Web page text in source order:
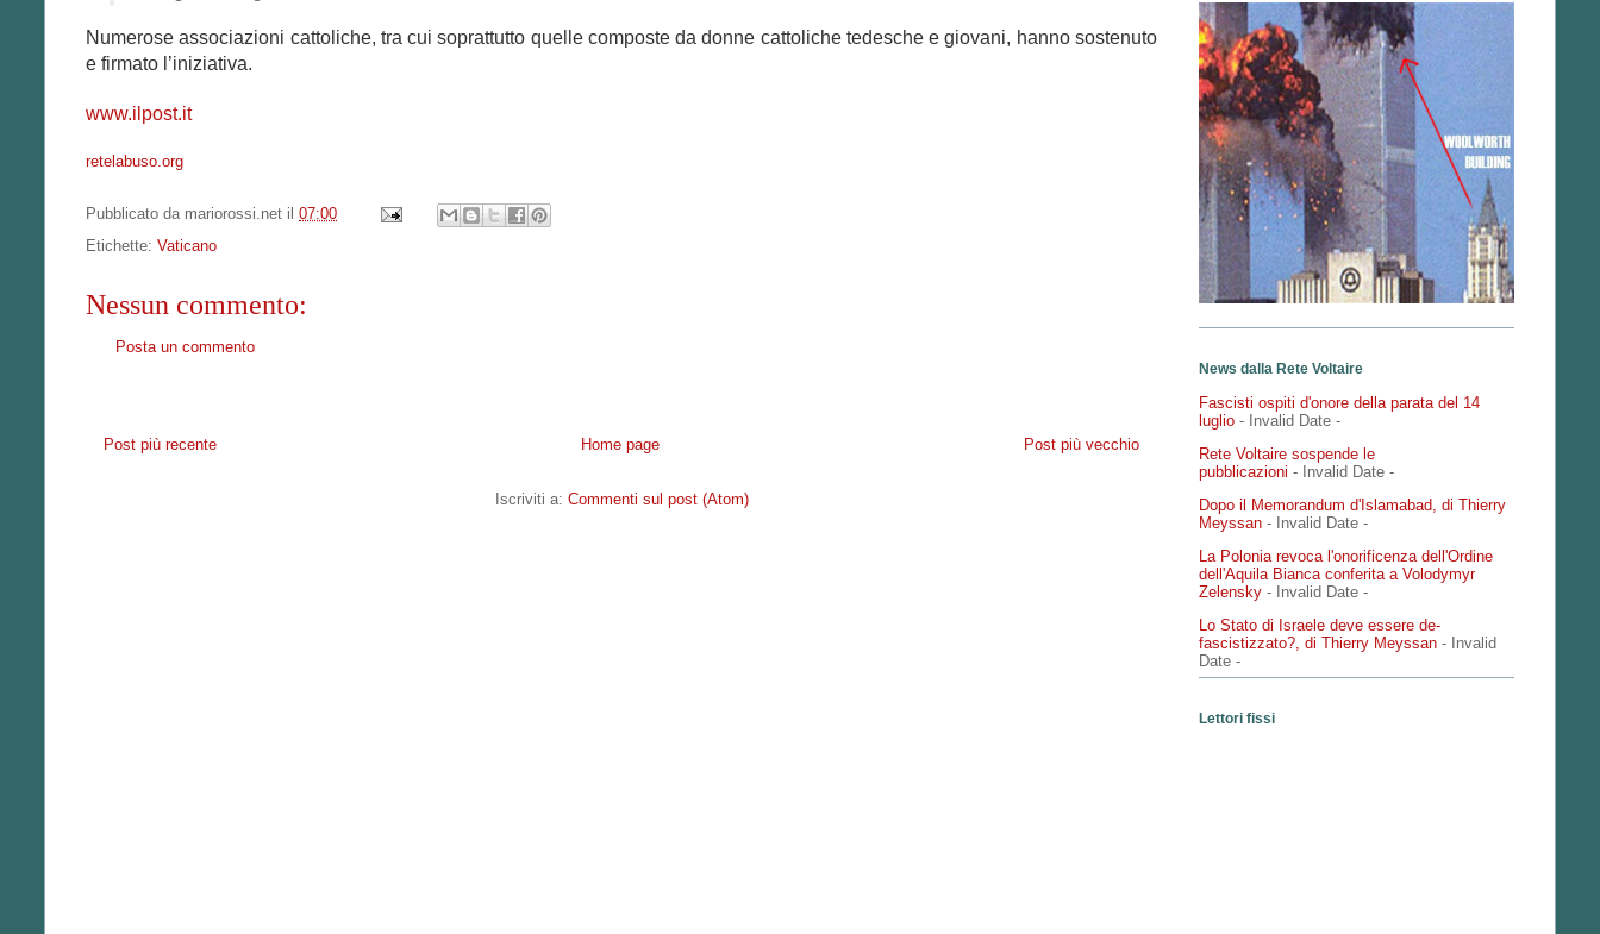
Numerose associazioni cattoliche, tra cui soprattutto quelle composte da donne cattoliche tedesche e giovani, hanno sostenuto
e firmato l’iniziativa.
www.ilpost.it
retelabuso.org
Pubblicato da mariorossi.net il 07:00
Etichette: Vaticano
Nessun commento:
Posta un commento
Post più recente Post più vecchio
Home page
Iscriviti a: Commenti sul post (Atom)
News dalla Rete Voltaire
Fascisti ospiti d'onore della parata del 14
luglio - Invalid Date -
Rete Voltaire sospende le
pubblicazioni - Invalid Date -
Dopo il Memorandum d'Islamabad, di Thierry
Meyssan - Invalid Date -
La Polonia revoca l'onorificenza dell'Ordine
dell'Aquila Bianca conferita a Volodymyr
Zelensky - Invalid Date -
Lo Stato di Israele deve essere de-
fascistizzato?, di Thierry Meyssan - Invalid
Date -
Lettori fissi